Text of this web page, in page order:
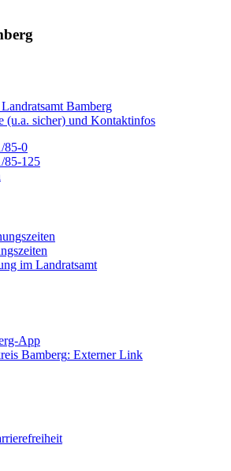
Bamberg
(u.a. sicher) und Kontaktinfos
85-0
85-125
im Landratsamt
App
Bamberg: Externer Link